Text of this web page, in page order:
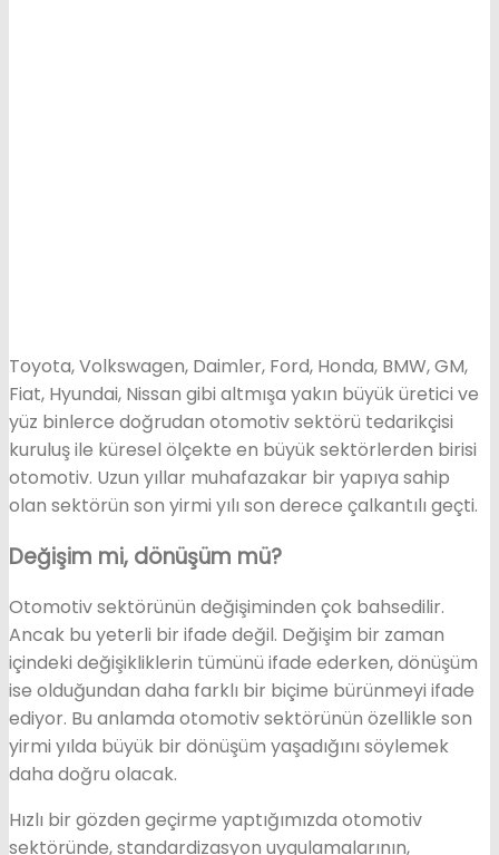
Toyota, Volkswagen, Daimler, Ford, Honda, BMW, GM,
Fiat, Hyundai, Nissan gibi altmışa yakın büyük üretici ve
yüz binlerce doğrudan otomotiv sektörü tedarikçisi
kuruluş ile küresel ölçekte en büyük sektörlerden birisi
otomotiv. Uzun yıllar muhafazakar bir yapıya sahip
olan sektörün son yirmi yılı son derece çalkantılı geçti.
Değişim mi, dönüşüm mü?
Otomotiv sektörünün değişiminden çok bahsedilir.
Ancak bu yeterli bir ifade değil. Değişim bir zaman
içindeki değişikliklerin tümünü ifade ederken, dönüşüm
ise olduğundan daha farklı bir biçime bürünmeyi ifade
ediyor. Bu anlamda otomotiv sektörünün özellikle son
yirmi yılda büyük bir dönüşüm yaşadığını söylemek
daha doğru olacak.
Hızlı bir gözden geçirme yaptığımızda otomotiv
sektöründe, standardizasyon uygulamalarının,